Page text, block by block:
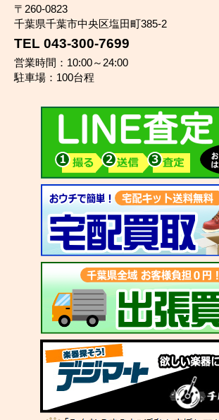
〒260-0823
千葉県千葉市中央区塩田町385-2
TEL 043-300-7699
営業時間：10:00～24:00
駐車場：100台程